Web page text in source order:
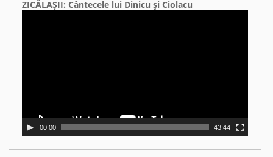
ZICĂLAŞII: Cântecele lui Dinicu şi Ciolacu
00:00 43:44